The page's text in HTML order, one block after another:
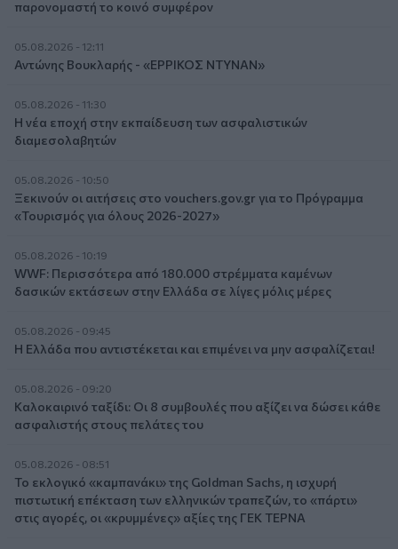
παρονομαστή το κοινό συμφέρον
05.08.2026 - 12:11
Αντώνης Βουκλαρής - «ΕΡΡΙΚΟΣ ΝΤΥΝΑΝ»
05.08.2026 - 11:30
Η νέα εποχή στην εκπαίδευση των ασφαλιστικών
διαμεσολαβητών
05.08.2026 - 10:50
Ξεκινούν οι αιτήσεις στο vouchers.gov.gr για το Πρόγραμμα
«Τουρισμός για όλους 2026-2027»
05.08.2026 - 10:19
WWF: Περισσότερα από 180.000 στρέμματα καμένων
δασικών εκτάσεων στην Ελλάδα σε λίγες μόλις μέρες
05.08.2026 - 09:45
Η Ελλάδα που αντιστέκεται και επιμένει να μην ασφαλίζεται!
05.08.2026 - 09:20
Καλοκαιρινό ταξίδι: Οι 8 συμβουλές που αξίζει να δώσει κάθε
ασφαλιστής στους πελάτες του
05.08.2026 - 08:51
Το εκλογικό «καμπανάκι» της Goldman Sachs, η ισχυρή
πιστωτική επέκταση των ελληνικών τραπεζών, το «πάρτι»
στις αγορές, οι «κρυμμένες» αξίες της ΓΕΚ ΤΕΡΝΑ